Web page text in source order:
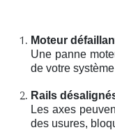
Moteur
Une panne
de votre
Rails
Les axes
des usures,